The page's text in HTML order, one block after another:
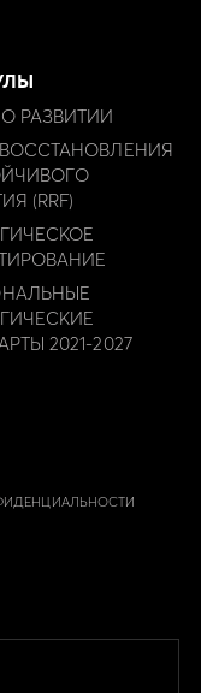
РАЗВИТИИ
(RRF)
2021-2027